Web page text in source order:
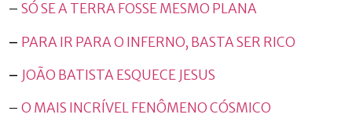
– SÓ SE A TERRA FOSSE MESMO PLANA
– PARA IR PARA O INFERNO, BASTA SER RICO
– JOÃO BATISTA ESQUECE JESUS
– O MAIS INCRÍVEL FENÔMENO CÓSMICO